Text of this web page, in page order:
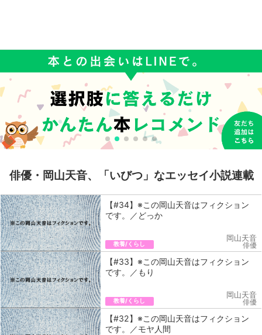
俳優・岡山天音、「いびつ」なエッセイ小説連載
【#34】※この岡山天音はフィクション
です。／どっか
教養/くらし
岡山天音
俳優
【#33】※この岡山天音はフィクション
です。／もり
教養/くらし
岡山天音
俳優
【#32】※この岡山天音はフィクション
です。／モヤ人間